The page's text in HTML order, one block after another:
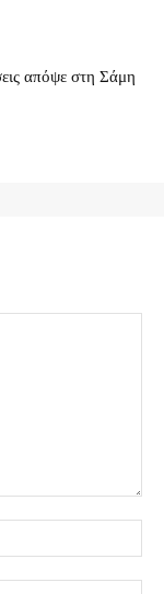
απόψε στη Σάμη